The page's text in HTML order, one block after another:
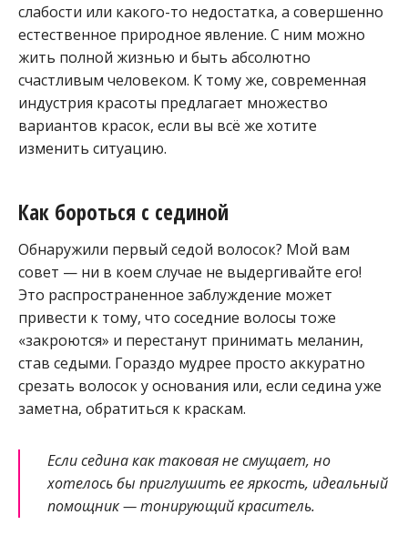
слабости или какого-то недостатка, а совершенно
естественное природное явление. С ним можно
жить полной жизнью и быть абсолютно
счастливым человеком. К тому же, современная
индустрия красоты предлагает множество
вариантов красок, если вы всё же хотите
изменить ситуацию.
Как бороться с сединой
Обнаружили первый седой волосок? Мой вам
совет — ни в коем случае не выдергивайте его!
Это распространенное заблуждение может
привести к тому, что соседние волосы тоже
«закроются» и перестанут принимать меланин,
став седыми. Гораздо мудрее просто аккуратно
срезать волосок у основания или, если седина уже
заметна, обратиться к краскам.
Если седина как таковая не смущает, но
хотелось бы приглушить ее яркость, идеальный
помощник — тонирующий краситель.